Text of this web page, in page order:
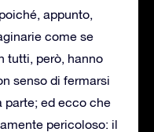
appunto,
come se
tutti, però, hanno
senso di fermarsi
parte; ed ecco che
pericoloso: il